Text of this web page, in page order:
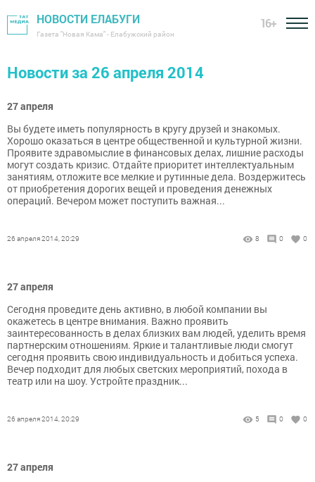
НОВОСТИ ЕЛАБУГИ
Газета "Новая Кама" - Елабужский район
16+
Новости за 26 апреля 2014
27 апреля
Вы будете иметь популярность в кругу друзей и знакомых.
Хорошо оказаться в центре общественной и культурной жизни.
Проявите здравомыслие в финансовых делах, лишние расходы
могут создать кризис. Отдайте приоритет интеллектуальным
занятиям, отложите все мелкие и рутинные дела. Воздержитесь
от приобретения дорогих вещей и проведения денежных
операций. Вечером может поступить важная...
26 апреля 2014, 20:29 8 0 0
27 апреля
Сегодня проведите день активно, в любой компании вы
окажетесь в центре внимания. Важно проявить
заинтересованность в делах близких вам людей, уделить время
партнерским отношениям. Яркие и талантливые люди смогут
сегодня проявить свою индивидуальность и добиться успеха.
Вечер подходит для любых светских мероприятий, похода в
театр или на шоу. Устройте праздник...
26 апреля 2014, 20:29 5 0 0
27 апреля